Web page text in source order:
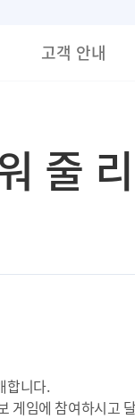
고객 안내
줄
합니다.
게임에 참여하시고